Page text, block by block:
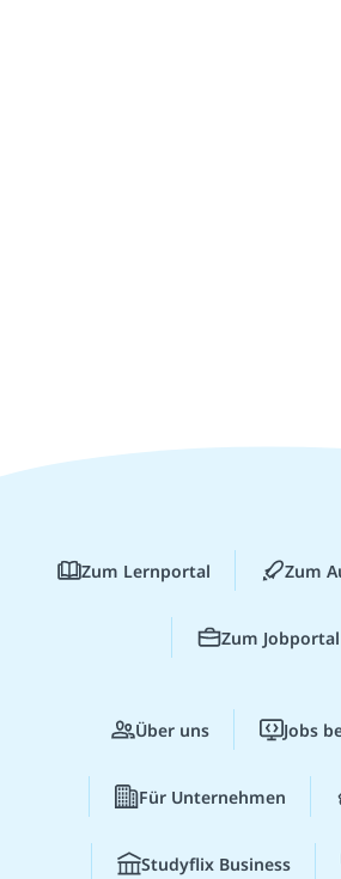
Zum Lernportal Zum
Zum Jobportal
Über uns Jobs
Für Unternehmen
Studyflix Business